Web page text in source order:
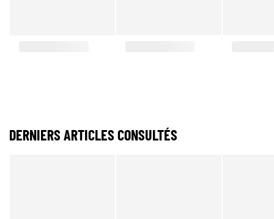
DERNIERS ARTICLES CONSULTÉS